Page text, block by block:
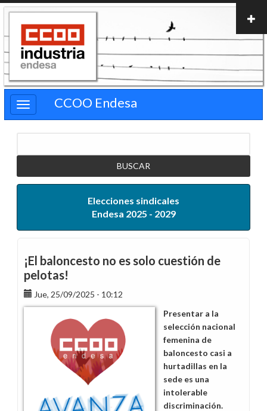
Pasar
contenido
principal
CCOO Endesa
Elecciones sindicales
Endesa 2025 - 2029
¡El baloncesto no es solo cuestión de
pelotas!
Jue, 25/09/2025 - 10:12
Presentar a la
selección nacional
femenina de
baloncesto casi a
hurtadillas en la
sede es una
intolerable
discriminación.